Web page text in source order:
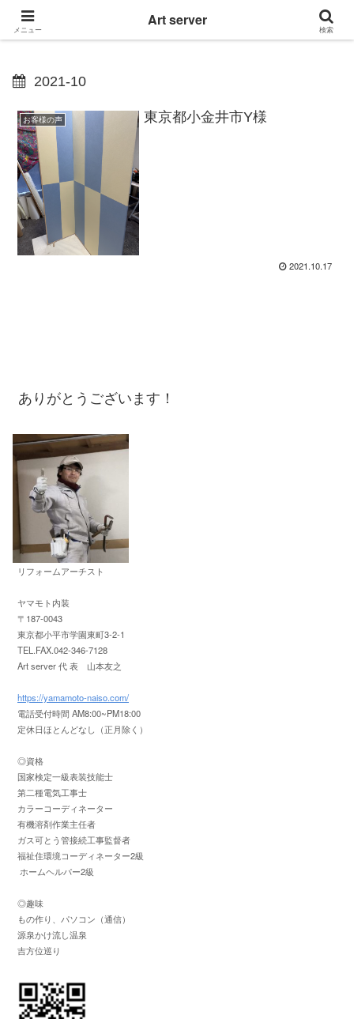
2021-10
お客様の声 東京都小金井市Y様
2021.10.17
ありがとうございます！
リフォームアーチスト
ヤマモト内装
〒187-0043
東京都小平市学園東町3-2-1
TEL.FAX.042-346-7128
Art server 代 表 山本友之
https://yamamoto-naiso.com/
電話受付時間 AM8:00~PM18:00
定休日ほとんどなし（正月除く）
◎資格
国家検定一級表装技能士
第二種電気工事士
カラーコーディネーター
有機溶剤作業主任者
ガス可とう管接続工事監督者
福祉住環境コーディネーター2級
ホームヘルパー2級
◎趣味
もの作り、パソコン（通信）
源泉かけ流し温泉
吉方位巡り
メニュー
Art server
検索